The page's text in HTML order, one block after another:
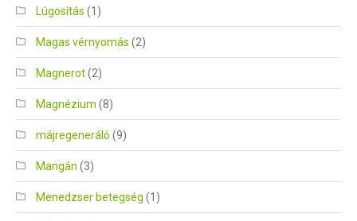
Lúgosítás (1)
Magas vérnyomás (2)
Magnerot(2)
Magnézium (8)
májregeneráló (9)
Mangán (3)
Menedzser betegség (1)